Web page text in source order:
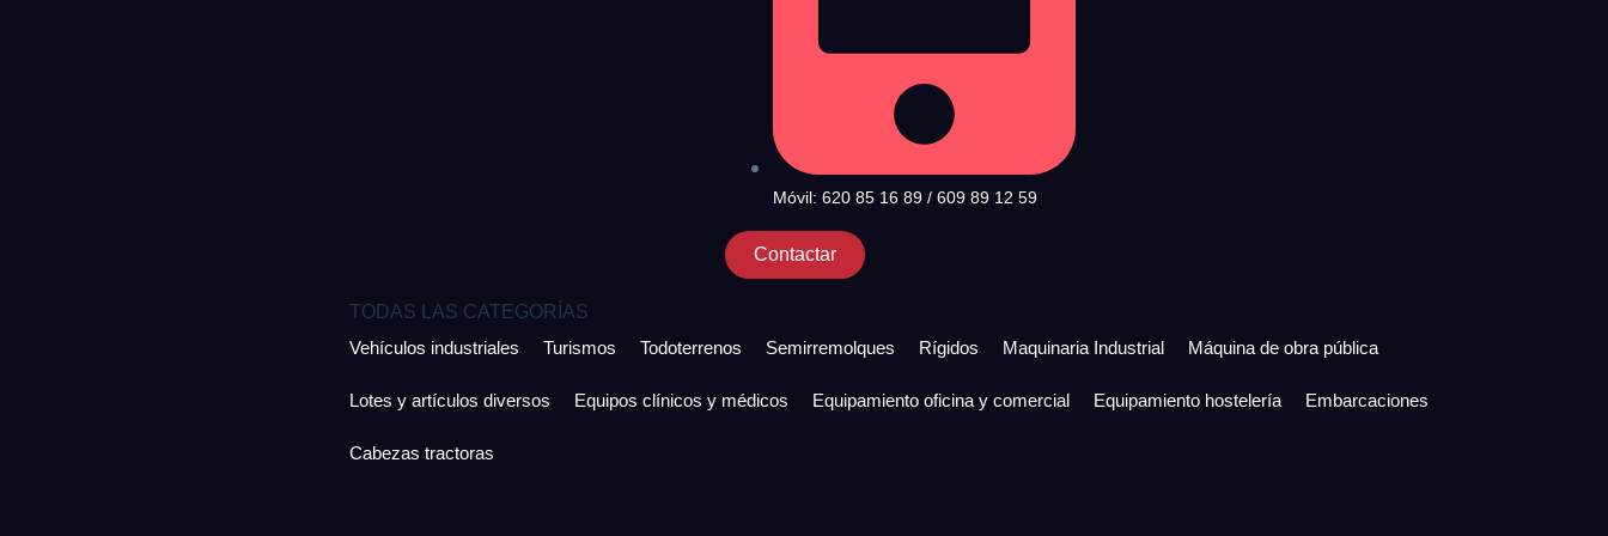
Móvil: 620 85 16 89 / 609 89 12 59
Contactar
TODAS LAS CATEGORÍAS
Vehículos industriales
Turismos Todoterrenos Semirremolques Rígidos Maquinaria Industrial Máquina de obra pública
Lotes y artículos diversos Equipos clínicos y médicos Equipamiento oficina y comercial Equipamiento hostelería Embarcaciones
Cabezas tractoras